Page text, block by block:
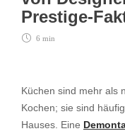
Prestige-
6 min
Küchen sind mehr als
Kochen; sie sind
Hauses. Eine